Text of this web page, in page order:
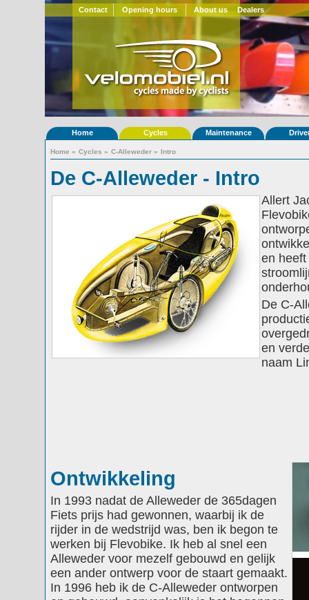
Contact Opening hours About us Dealers
Home Cycles Maintenance
Home » Cycles » C-Alleweder » Intro
De C-Alleweder - Intro
Allert
en
De C-
en
naam
Ontwikkeling
In 1993 nadat de Alleweder de 365dagen
Fiets prijs had gewonnen, waarbij ik de
rijder in de wedstrijd was, ben ik begon te
werken bij Flevobike. Ik heb al snel een
Alleweder voor mezelf gebouwd en gelijk
een ander ontwerp voor de staart gemaakt.
In 1996 heb ik de C-Alleweder ontworpen